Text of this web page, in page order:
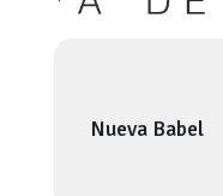
Nueva Babel